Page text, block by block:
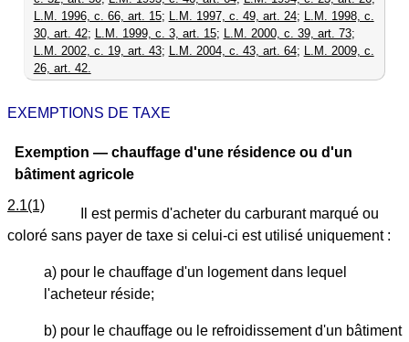
L.M. 1996, c. 66, art. 15; L.M. 1997, c. 49, art. 24;
L.M. 1998, c.
30, art. 42; L.M. 1999, c. 3, art. 15; L.M. 2000, c. 39, art. 73;
L.M. 2002, c. 19, art. 43; L.M. 2004, c. 43, art. 64;
L.M. 2009, c.
26, art. 42.
EXEMPTIONS DE TAXE
Exemption — chauffage d'une résidence ou d'un
bâtiment agricole
2.1(1)
Il est permis d'acheter du carburant marqué ou
coloré sans payer de taxe si celui-ci est utilisé uniquement :
a) pour le chauffage d'un logement dans lequel
l'acheteur réside;
b) pour le chauffage ou le refroidissement d'un bâtiment